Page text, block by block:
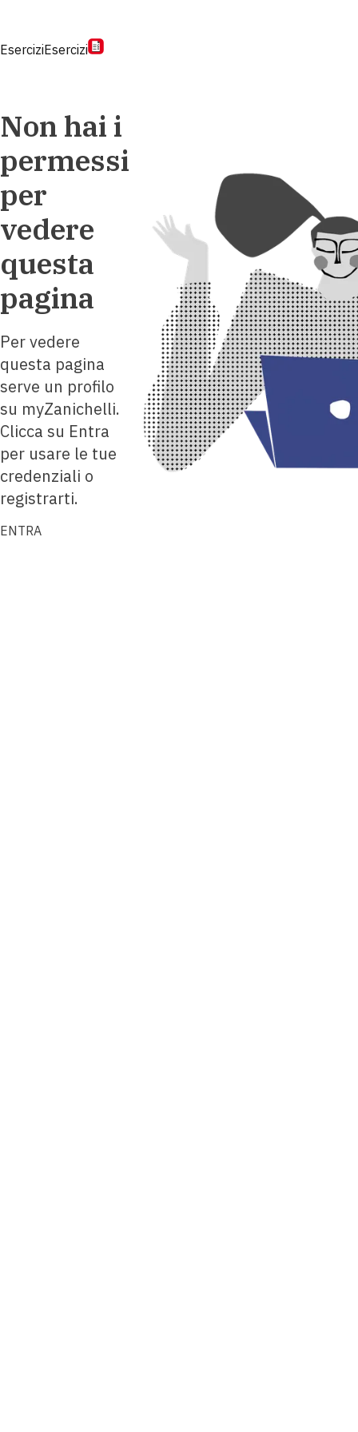
EserciziEsercizi
Non hai i
permessi
per
vedere
questa
pagina
Per vedere
questa pagina
serve un profilo
su myZanichelli.
Clicca su Entra
per usare le tue
credenziali o
registrarti.
ENTRA